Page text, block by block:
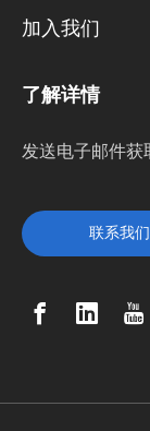
加入我们
了解详情
发送电子邮件获
联系我们